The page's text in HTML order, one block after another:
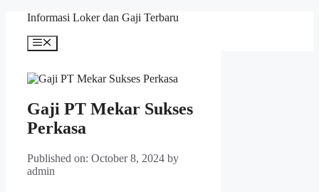
content
Informasi Loker dan Gaji Terbaru
Menu
Gaji PT Mekar Sukses
Perkasa
Published on: October 8, 2024 by
admin